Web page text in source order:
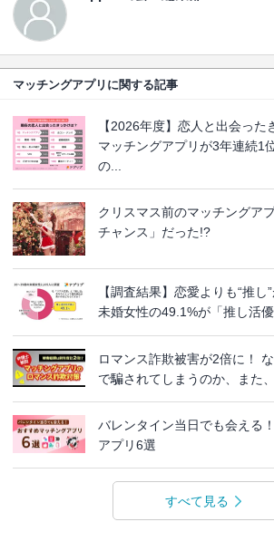
マッチングアプリに関する記事
【2026年度】恋人と出会った
マッチングアプリが3年連続1
の...
クリスマス前のマッチングア
チャンス」だった!?
【調査結果】恋愛よりも“推
未婚女性の49.1%が「推し活
ロマンス詐欺被害が2倍に！
で騙されてしまうのか、また
バレンタイン当日でも会える
アプリ6選
すべて見る